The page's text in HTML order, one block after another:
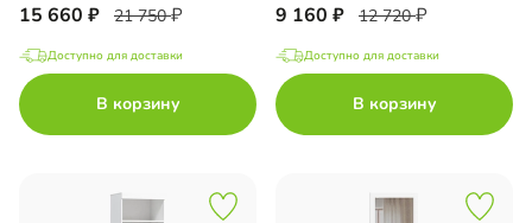
15 660 21 750
Доступно для доставки
В корзину
9 160 12 720
Доступно для доставки
В корзину